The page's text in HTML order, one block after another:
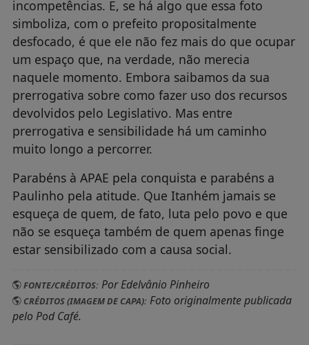
incompetências. E, se há algo que essa foto
simboliza, com o prefeito propositalmente
desfocado, é que ele não fez mais do que ocupar
um espaço que, na verdade, não merecia
naquele momento. Embora saibamos da sua
prerrogativa sobre como fazer uso dos recursos
devolvidos pelo Legislativo. Mas entre
prerrogativa e sensibilidade há um caminho
muito longo a percorrer.
Parabéns à APAE pela conquista e parabéns a
Paulinho pela atitude. Que Itanhém jamais se
esqueça de quem, de fato, luta pelo povo e que
não se esqueça também de quem apenas finge
estar sensibilizado com a causa social.
FONTE/CRÉDITOS:Por Edelvânio Pinheiro
CRÉDITOS (IMAGEM DE CAPA):Foto originalmente publicada
pelo Pod Café.